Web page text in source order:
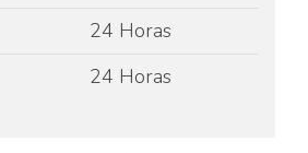
24 Horas
24 Horas